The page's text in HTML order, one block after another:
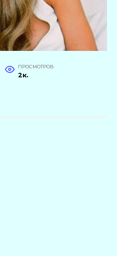
ПРОСМОТРОВ
2к.